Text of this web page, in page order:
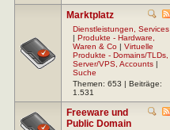
Marktplatz
Dienstleistungen, Services
| Produkte - Hardware,
Waren & Co | Virtuelle
Produkte - Domains/TLDs,
Server/VPS, Accounts |
Suche
Themen: 653 | Beiträge:
1.531
Freeware und
Public Domain